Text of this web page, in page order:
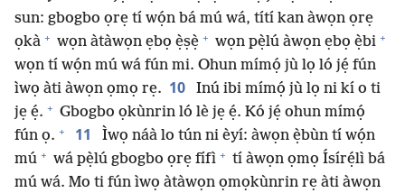
sun: gbogbo ọrẹ tí wọ́n bá mú wá, títí kan àwọn ọrẹ
ọkà + wọn àtàwọn ẹbọ ẹ̀ṣẹ̀ + wọn pẹ̀lú àwọn ẹbọ ẹ̀bi +
wọn tí wọ́n mú wá fún mi. Ohun mímọ́ jù lọ ló jẹ́ fún
ìwọ àti àwọn ọmọ rẹ. 10
Inú ibi mímọ́ jù lọ ni kí o ti
jẹ ẹ́. + Gbogbo ọkùnrin ló lè jẹ ẹ́. Kó jẹ́ ohun mímọ́
fún ọ. + 11
Ìwọ náà lo tún ni èyí: àwọn ẹ̀bùn tí wọ́n
mú + wá pẹ̀lú gbogbo ọrẹ fífì + tí àwọn ọmọ Ísírẹ́lì bá
mú wá. Mo ti fún ìwọ àtàwọn ọmọkùnrin rẹ àti àwọn